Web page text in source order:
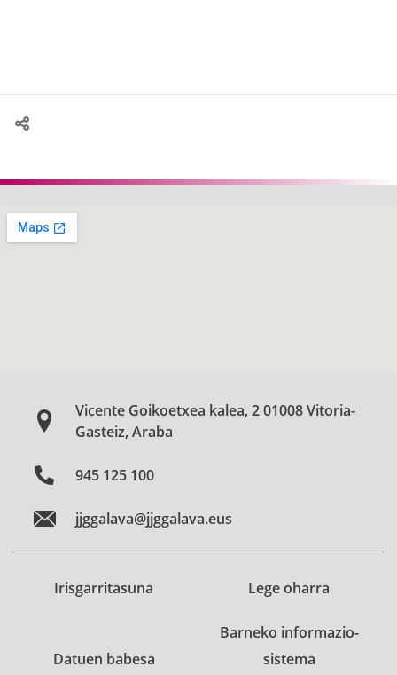
Vicente Goikoetxea kalea, 2 01008 Vitoria-
Gasteiz, Araba
945 125 100
jjggalava@jjggalava.eus
Irisgarritasuna Lege oharra
Datuen babesa
Barneko informazio-
sistema